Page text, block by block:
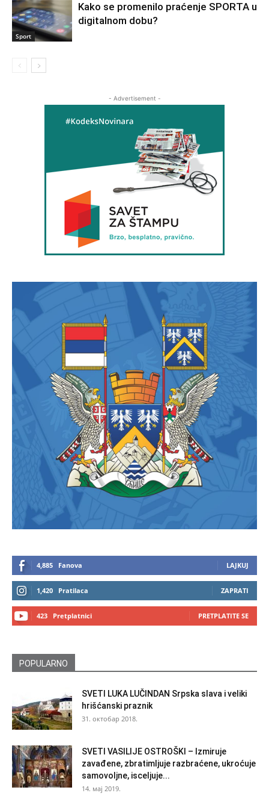
Sport
Kako se promenilo praćenje SPORTA u
digitalnom dobu?
- Advertisement -
4,885 Fanova LAJKUJ
1,420 Pratilaca ZAPRATI
423 Pretplatnici PRETPLATITE SE
POPULARNO
SVETI LUKA LUČINDAN Srpska slava i veliki
hrišćanski praznik
31. октобар 2018.
SVETI VASILIJE OSTROŠKI – Izmiruje
zavađene, zbratimljuje razbraćene, ukroćuje
samovoljne, isceljuje...
14. мај 2019.